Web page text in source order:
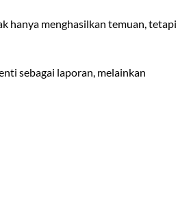
hanya menghasilkan temuan, tetapi
sebagai laporan, melainkan